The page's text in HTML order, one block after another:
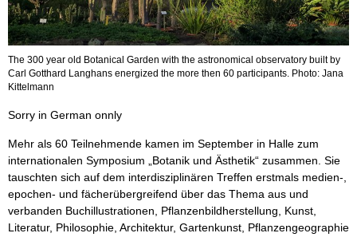
The 300 year old Botanical Garden with the astronomical observatory built by
Carl Gotthard Langhans energized the more then 60 participants. Photo: Jana
Kittelmann
Sorry in German onnly
Mehr als 60 Teilnehmende kamen im September in Halle zum
internationalen Symposium „Botanik und Ästhetik“ zusammen. Sie
tauschten sich auf dem interdisziplinären Treffen erstmals medien-,
epochen- und fächerübergreifend über das Thema aus und
verbanden Buchillustrationen, Pflanzenbildherstellung, Kunst,
Literatur, Philosophie, Architektur, Gartenkunst, Pflanzengeographie